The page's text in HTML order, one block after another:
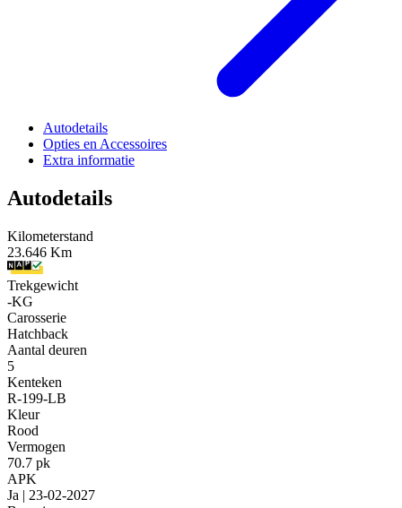
Autodetails
Opties en Accessoires
Extra informatie
Autodetails
Kilometerstand
23.646 Km
Trekgewicht
-KG
Carosserie
Hatchback
Aantal deuren
5
Kenteken
R-199-LB
Kleur
Rood
Vermogen
70.7 pk
APK
Ja | 23-02-2027